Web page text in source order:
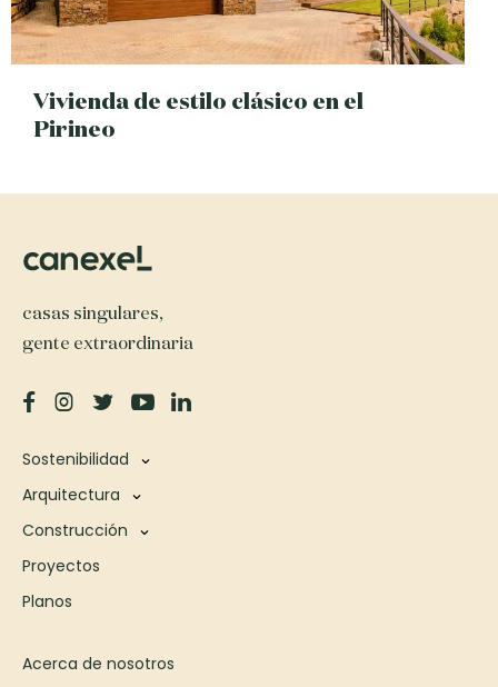
Vivienda de estilo clásico en el
Pirineo
casas singulares,
gente extraordinaria
Sostenibilidad
Arquitectura
Construcción
Proyectos
Planos
Acerca de nosotros